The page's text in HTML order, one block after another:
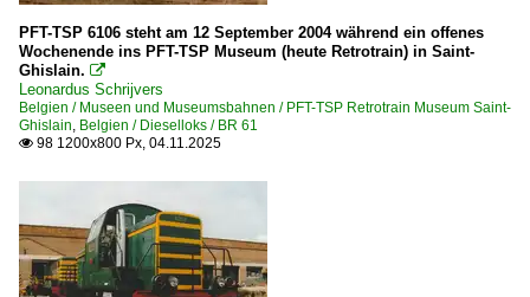
2009 | 150 Joer Eisebunn - 150 Jahre Eisenbahn in
Niederlande
Bahnbetriebswerke
PFT-TSP 6106 steht am 12 September 2004 während ein offenes
Wochenende ins PFT-TSP Museum (heute Retrotrain) in Saint-
Ghislain. 
Leonardus Schrijvers
Belgien / Museen und Museumsbahnen / PFT-TSP Retrotrain Museum Saint-
Ghislain, Belgien / Dieselloks / BR 61
 98 1200x800 Px, 04.11.2025